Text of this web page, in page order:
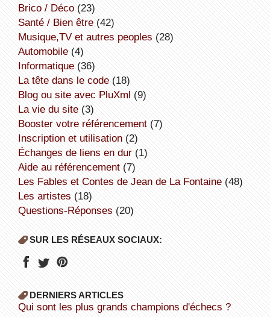
Brico / Déco(23)
Santé / Bien être(42)
Musique,TV et autres peoples (28)
Automobile(4)
informatique(36)
la tête dans le code(18)
Blog ou site avec PluXml (9)
la vie du site(3)
booster votre référencement(7)
inscription et utilisation(2)
échanges de liens en dur(1)
aide au référencement(7)
Les Fables et Contes de Jean de La Fontaine(48)
Les artistes (18)
Questions-Réponses (20)
SUR LES RÉSEAUX SOCIAUX:
DERNIERS ARTICLES
Qui sont les plus grands champions d'échecs ?